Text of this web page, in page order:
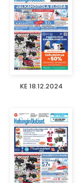
KE 18.12.2024